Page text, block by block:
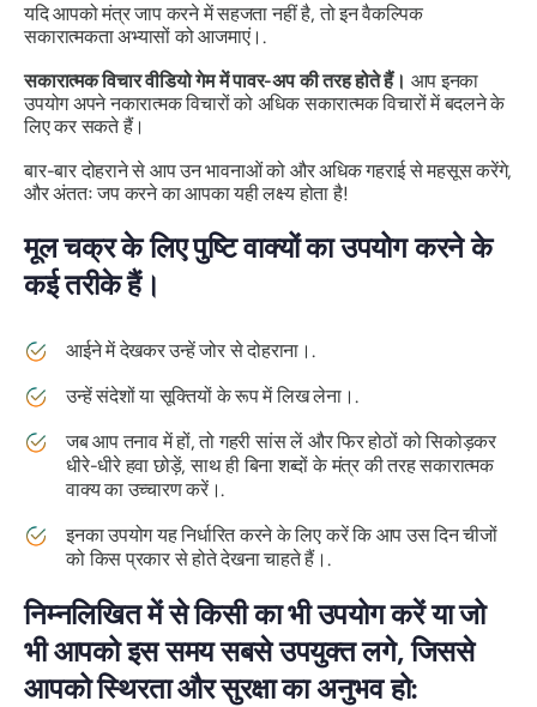
यदि आपको मंत्र जाप करने में सहजता नहीं है, तो इन वैकल्पिक
सकारात्मकता अभ्यासों को आजमाएं।.
सकारात्मक विचार वीडियो गेम में पावर-अप की तरह होते हैं। आप इनका
उपयोग अपने नकारात्मक विचारों को अधिक सकारात्मक विचारों में बदलने के
लिए कर सकते हैं।
बार-बार दोहराने से आप उन भावनाओं को और अधिक गहराई से महसूस करेंगे,
और अंततः जप करने का आपका यही लक्ष्य होता है!
मूल चक्र के लिए पुष्टि वाक्यों का उपयोग करने के
कई तरीके हैं।
आईने में देखकर उन्हें जोर से दोहराना।.
उन्हें संदेशों या सूक्तियों के रूप में लिख लेना।.
जब आप तनाव में हों, तो गहरी सांस लें और फिर होठों को सिकोड़कर
धीरे-धीरे हवा छोड़ें, साथ ही बिना शब्दों के मंत्र की तरह सकारात्मक
वाक्य का उच्चारण करें।.
इनका उपयोग यह निर्धारित करने के लिए करें कि आप उस दिन चीजों
को किस प्रकार से होते देखना चाहते हैं।.
निम्नलिखित में से किसी का भी उपयोग करें या जो
भी आपको इस समय सबसे उपयुक्त लगे, जिससे
आपको स्थिरता और सुरक्षा का अनुभव हो: